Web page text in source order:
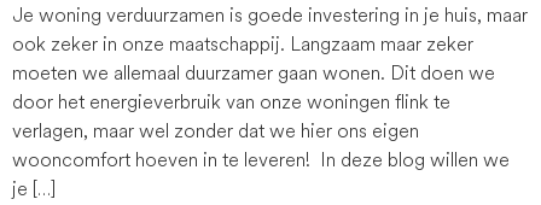
Je woning verduurzamen is goede investering in je huis, maar
ook zeker in onze maatschappij. Langzaam maar zeker
moeten we allemaal duurzamer gaan wonen. Dit doen we
door het energieverbruik van onze woningen flink te
verlagen, maar wel zonder dat we hier ons eigen
wooncomfort hoeven in te leveren! In deze blog willen we
je […]